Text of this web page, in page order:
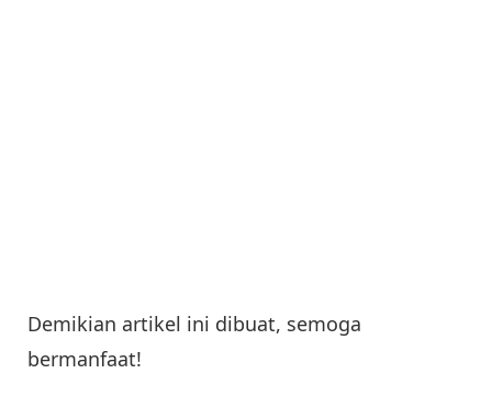
Demikian artikel ini dibuat, semoga
bermanfaat!